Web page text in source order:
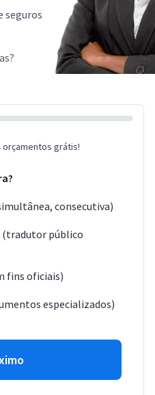
seguros
orçamentos grátis!
consecutiva)
(tradutor público
fins oficiais)
especializados)